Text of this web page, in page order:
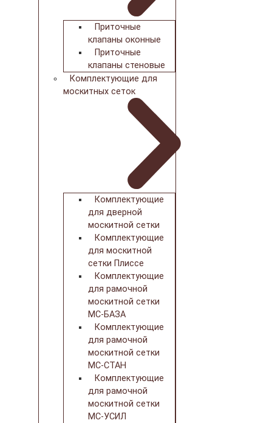
Приточные
клапаны оконные
Приточные
клапаны стеновые
Комплектующие для
москитных сеток
Комплектующие
для дверной
москитной сетки
Комплектующие
для москитной
сетки Плиссе
Комплектующие
для рамочной
москитной сетки
МС-БАЗА
Комплектующие
для рамочной
москитной сетки
МС-СТАН
Комплектующие
для рамочной
москитной сетки
МС-УСИЛ